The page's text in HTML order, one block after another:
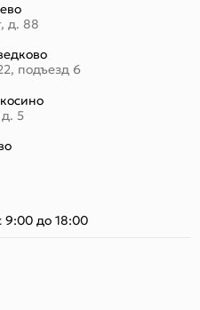
д. 88
подъезд 6
5
9:00 до 18:00